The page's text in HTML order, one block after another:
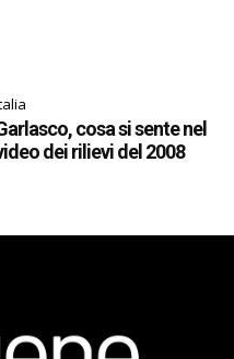
cosa si sente nel
dei rilievi del 2008